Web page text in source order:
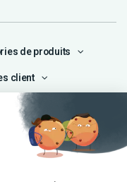
de produits
client